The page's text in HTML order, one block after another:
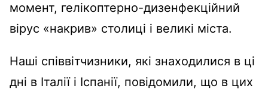
момент, гелікоптерно-дизенфекційний
вірус «накрив» столиці і великі міста.
Наші співвітчизники, які знаходилися в ці
дні в Італії і Іспанії, повідомили, що в цих